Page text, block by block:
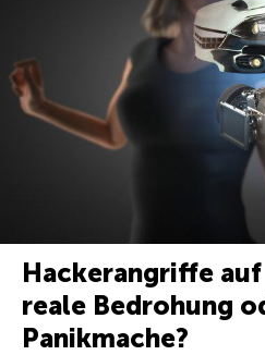
Hackerangriffe
reale Bedrohung
Panikmache?